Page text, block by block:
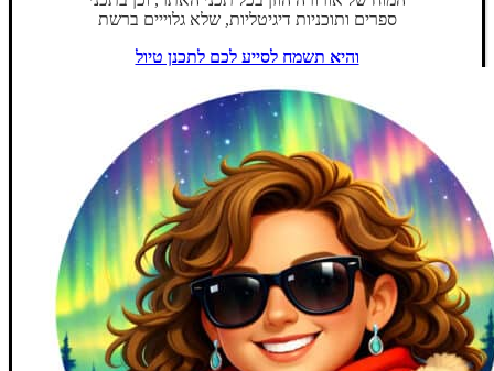
ספרים ותוכניות דיגיטליות, שלא גלוייים ברשת
והיא תשמח לסייע לכם לתכנן טיול